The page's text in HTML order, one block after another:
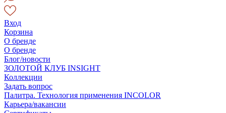
Вход
Корзина
О бренде
О бренде
Блог/новости
ЗОЛОТОЙ КЛУБ INSIGHT
Коллекции
Задать вопрос
Палитра. Технология применения INCOLOR
Карьера/вакансии